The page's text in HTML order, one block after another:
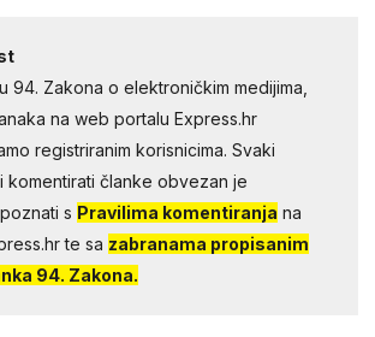
94. Zakona o elektroničkim medijima,
na web portalu Express.hr
registriranim korisnicima. Svaki
komentirati članke obvezan je
s Pravilima komentiranja na
te sa zabranama propisanim
94. Zakona.